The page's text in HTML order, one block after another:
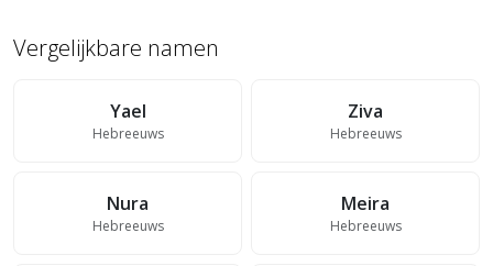
Vergelijkbare namen
Yael
Hebreeuws
Ziva
Hebreeuws
Nura
Hebreeuws
Meira
Hebreeuws